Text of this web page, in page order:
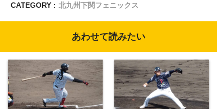
CATEGORY : 北九州下関フェニックス
あわせて読みたい